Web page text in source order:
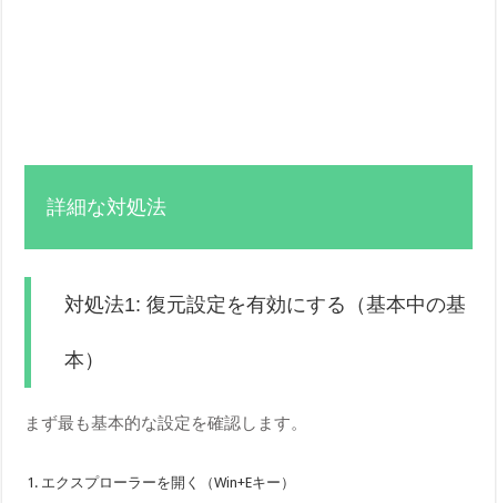
詳細な対処法
対処法1: 復元設定を有効にする（基本中の基
本）
まず最も基本的な設定を確認します。
エクスプローラーを開く（Win+Eキー）